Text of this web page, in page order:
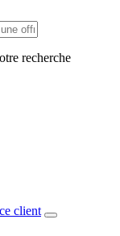
recherche
client